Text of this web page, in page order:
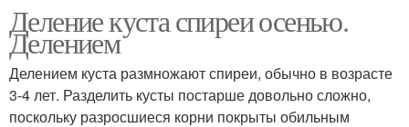
Деление куста спиреи осенью.
Делением
Делением куста размножают спиреи, обычно в возрасте
3-4 лет. Разделить кусты постарше довольно сложно,
поскольку разросшиеся корни покрыты обильным